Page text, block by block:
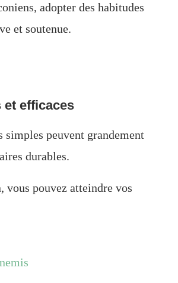
adopter des habitudes
et soutenue.
et efficaces
simples peuvent grandement
durables.
vous pouvez atteindre vos